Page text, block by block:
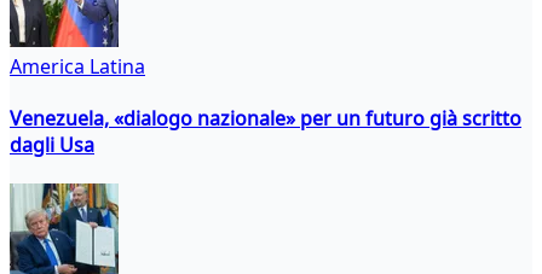
America Latina
Venezuela, «dialogo nazionale» per un futuro già scritto
dagli Usa